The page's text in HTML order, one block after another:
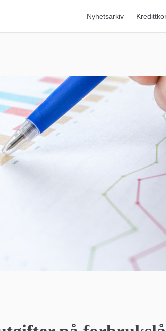
Nyhetsarkiv